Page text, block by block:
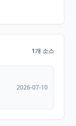
1개 소스
2026-07-10